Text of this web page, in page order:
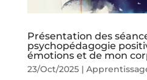
Présentation des
psychopédagogie
émotions et de mon
23/Oct/2025|